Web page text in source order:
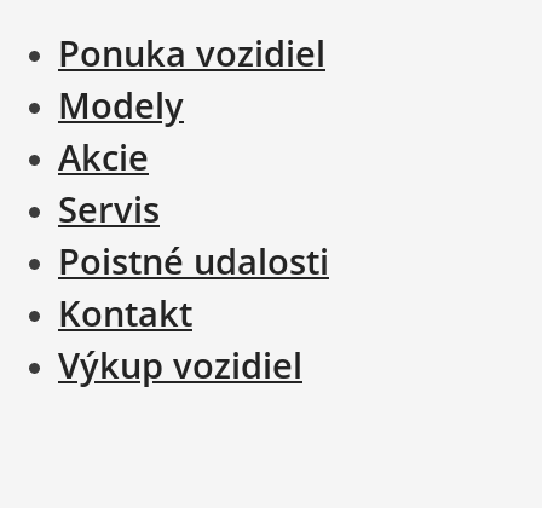
Ponuka vozidiel
Modely
Akcie
Servis
Poistné udalosti
Kontakt
Výkup vozidiel